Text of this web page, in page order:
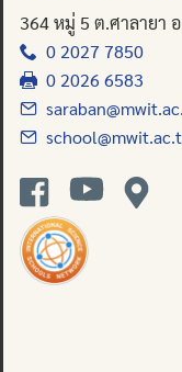
364 หมู่ 5 ต.ศาลายา
0 2027 7850
0 2026 6583